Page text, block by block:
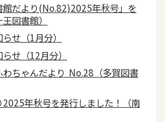
館だより(No.82)2025年秋号」を
図書館）
せ（1月分）
せ（12月分）
わちゃんだより No.28（多賀図書
2025年秋号を発行しました！（南